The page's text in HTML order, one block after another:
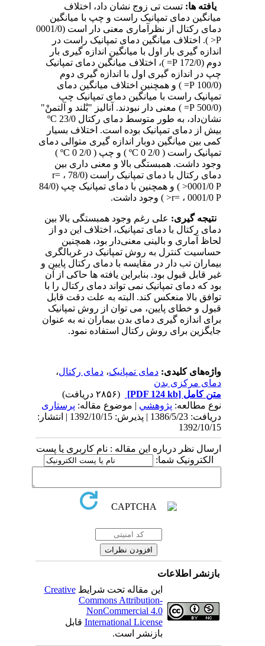
یافته ها:تست تی زوج نشان داد، اختلاف
میانگین دمای تمپانیک راست و چپ با میانگین
دمای رکتال از نظرآماری معنی دار است (0001/0
P< ). اختلاف میانگین دمای تمپانیک راست در
اندازه گیری بار اول با میانگین اندازه گیری بار
دوم (172/0 P= )، اختلاف میانگین دمای تمپانیک
چپ در اندازه گیری اول با اندازه گیری دوم
(100/0 P= ) و همچنین اختلاف میانگین دمای
تمپانیک راست با میانگین دمای تمپانیک چپ
(500/0 P= ) معنی دار نبودند. آنالیز "بْلند و آلتمنْ"
نشان‌داد، به طور متوسط دمای رکتال ºC 23/0
بیش از دمای تمپانیک بوده است. اختلاف بسیار
کمی بین میانگین دوبار اندازه گیری متوالی دمای
تمپانیک راست ( ºC 0 2/0 ) و چپ ( ºC 0 2/0 )
وجود داشت. همبستگی بالا و معنی داری بین
دمای رکتال با دمای تمپانیک راست (78/0 r= ،
0001/0 P< ) و همچنین با دمای تمپانیک چپ (84/0
r= ، 0001/0 P< ) وجود داشت.
نتیجه گیری:علی رغم وجود همبستگی بالا بین
دمای رکتال با دمای تمپانیک، اختلاف این دو از
لحاظ آماری و بالینی معنی‌دار بود، همچنین
حساسیت کنترل به روش تمپانیک در غربالگری
بیماران تب دار در مقایسه با دمای رکتال پایین و
غیر قابل قبول بود. بنابراین یافته ها حاکی از آن
بود که دمای تمپانیک نمی تواند دمای رکتال را با
توافق بالا منعکس کند. البته به علت دقت قابل
قبول و خطای پایین، می توان از روش تمپانیک
برای اندازه گیری دمای بدن بیماران نه به عنوان
جایگزین برای روش رکتال استفاده نمود.
واژه‌های کلیدی:دمای تمپانیک،دمای رکتال،
دمای مرکزی بدن
متن کامل[PDF 124 kb]
نوع مطالعه:پژوهشي| موضوع مقاله:پرستاری
دریافت: 1386/5/23 | پذیرش: 1392/10/15 | انتشار:
1392/10/15
ارسال نظر درباره این مقاله : نام کاربری یا پست
الکترونیک شما:
بازنشر اطلاعات
این مقاله تحت شرایطCreative
Commons Attribution-
NonCommercial 4.0
International Licenseقابل
بازنشر است.